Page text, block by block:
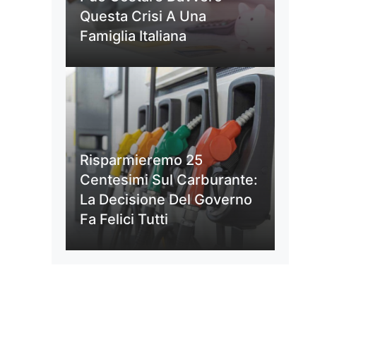
Questa Crisi A Una
Famiglia Italiana
Risparmieremo 25
Centesimi Sul Carburante:
La Decisione Del Governo
Fa Felici Tutti